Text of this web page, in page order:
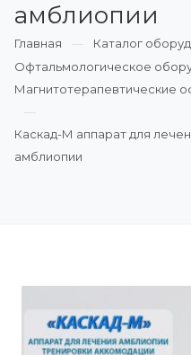
амблиопии
Главная
Каталог
Офтальмологическое
Магнитотерапевтические
Каскад-М аппарат для
амблиопии